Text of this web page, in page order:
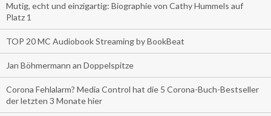
Mutig, echt und einzigartig: Biographie von Cathy Hummels auf
Platz 1
TOP 20 MC Audiobook Streaming by BookBeat
Jan Böhmermann an Doppelspitze
Corona Fehlalarm? Media Control hat die 5 Corona-Buch-Bestseller
der letzten 3 Monate hier